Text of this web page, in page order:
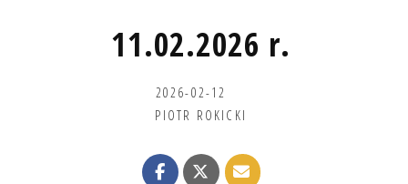
11.02.2026 r.
2026-02-12
PIOTR ROKICKI